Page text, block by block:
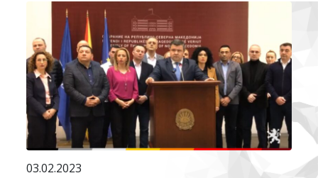
03.02.2023